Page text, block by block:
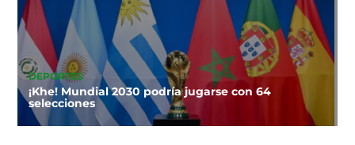
DEPORTES
¡Khe! Mundial 2030 podría jugarse con 64
selecciones